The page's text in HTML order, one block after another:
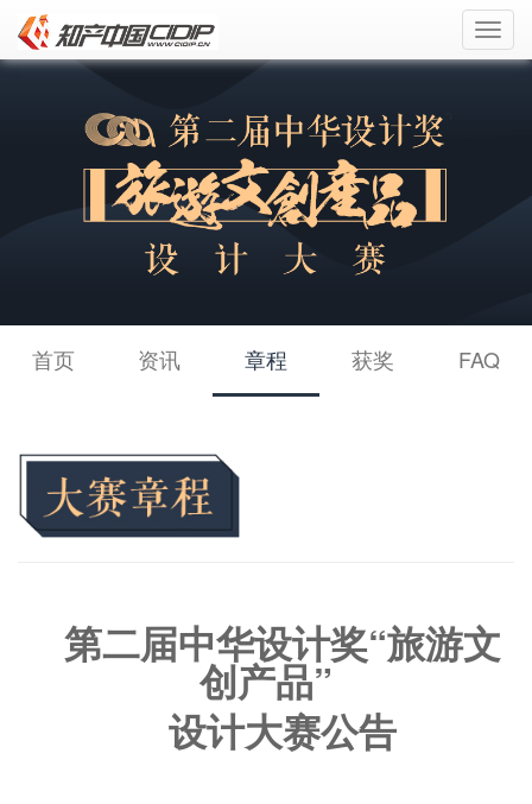
首页 资讯 章程 获奖 FAQ
第二届中华设计奖“旅游文
创产品”
设计大赛公告